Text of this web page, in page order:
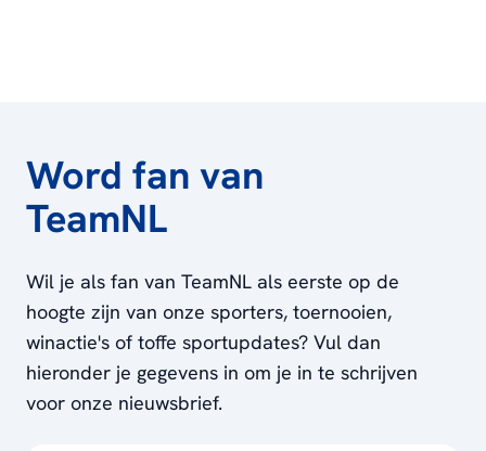
Word fan van
TeamNL
Wil je als fan van TeamNL als eerste op de
hoogte zijn van onze sporters, toernooien,
winactie's of toffe sportupdates? Vul dan
hieronder je gegevens in om je in te schrijven
voor onze nieuwsbrief.